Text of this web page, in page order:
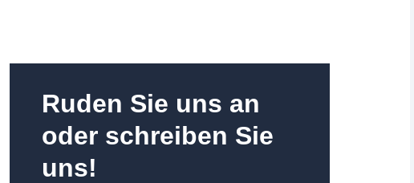
Ruden Sie uns an
oder schreiben Sie
uns!